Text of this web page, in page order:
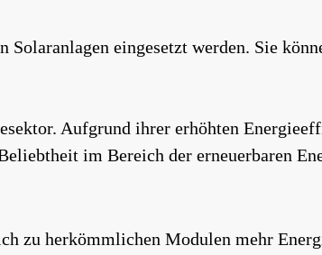
eingesetzt werden. Sie
Aufgrund ihrer erhöhten
im Bereich der erneuerbaren
zu herkömmlichen Modulen mehr